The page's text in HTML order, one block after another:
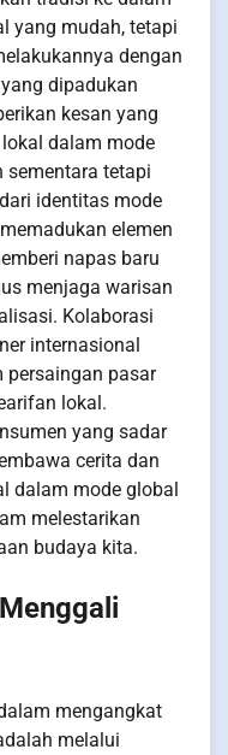
yang mudah, tetapi
dengan
dipadukan
kesan yang
dalam mode
sementara tetapi
identitas mode
elemen
napas baru
menjaga warisan
Kolaborasi
internasional
persaingan pasar
lokal.
yang sadar
cerita dan
dalam mode global
melestarikan
budaya kita.
mengangkat
melalui